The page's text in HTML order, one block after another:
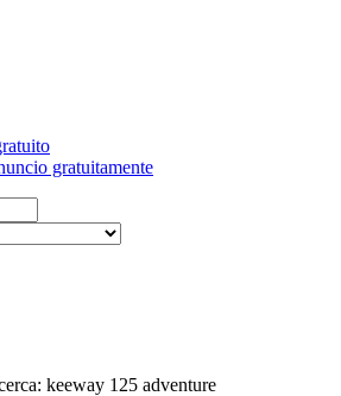
gratuitamente
keeway 125 adventure